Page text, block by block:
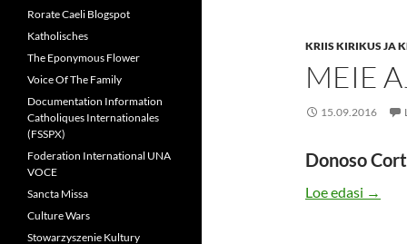
KRIIS KIRIKUS JA
MEIE
15.09.2016
Donoso
Loe edasi MEIE
→
Rorate Caeli Blogspot
Katholisches
The Eponymous Flower
Voice Of The Family
Documentation Information
Catholiques Internationales
(FSSPX)
Foderation International UNA
VOCE
Sancta Missa
Culture Wars
Stowarzyszenie Kultury